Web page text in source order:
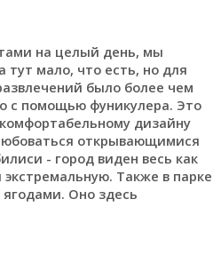
на целый день, мы
тут мало, что есть, но для
было более чем
с помощью фуникулера. Это
дизайну
открывающимися
- город виден весь как
Также в парке
Оно здесь